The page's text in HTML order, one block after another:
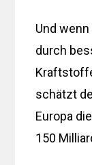
Und
durch
schätzt
Europa
150